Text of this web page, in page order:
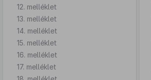
12. melléklet
13. melléklet
14. melléklet
15. melléklet
16. melléklet
17. melléklet